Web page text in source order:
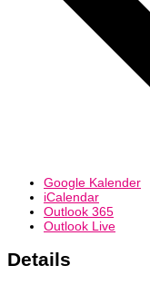
Google Kalender
iCalendar
Outlook 365
Outlook Live
Details